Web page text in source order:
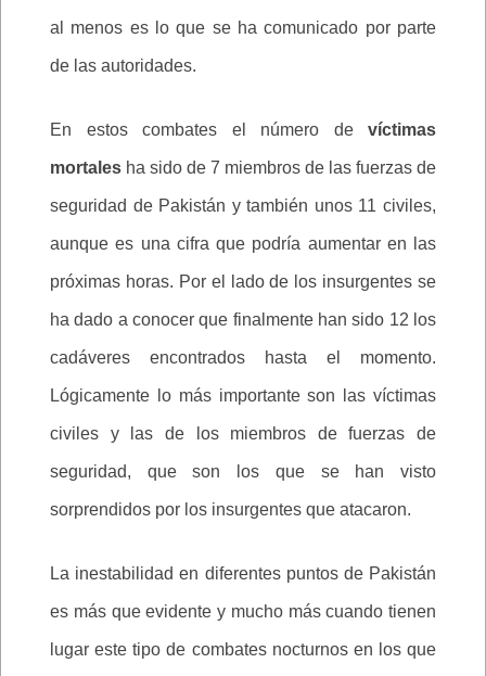
al menos es lo que se ha comunicado por parte
de las autoridades.
En estos combates el número devíctimas
mortales ha sido de 7 miembros de las fuerzas de
seguridad de Pakistán y también unos 11 civiles,
aunque es una cifra que podría aumentar en las
próximas horas. Por el lado de los insurgentes se
ha dado a conocer que finalmente han sido 12 los
cadáveres encontrados hasta el momento.
Lógicamente lo más importante son las víctimas
civiles y las de los miembros de fuerzas de
seguridad, que son los que se han visto
sorprendidos por los insurgentes que atacaron.
La inestabilidad en diferentes puntos de Pakistán
es más que evidente y mucho más cuando tienen
lugar este tipo de combates nocturnos en los que